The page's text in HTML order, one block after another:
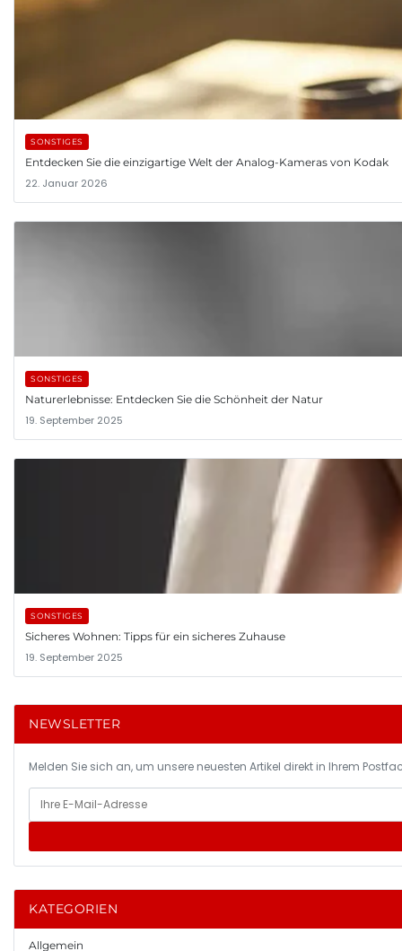
SONSTIGES
Entdecken Sie die einzigartige Welt der Analog-Kameras von Kodak
22. Januar 2026
SONSTIGES
Naturerlebnisse: Entdecken Sie die Schönheit der Natur
19. September 2025
SONSTIGES
Sicheres Wohnen: Tipps für ein sicheres Zuhause
19. September 2025
NEWSLETTER
Melden Sie sich an, um unsere neuesten Artikel direkt in Ihrem
KATEGORIEN
Allgemein